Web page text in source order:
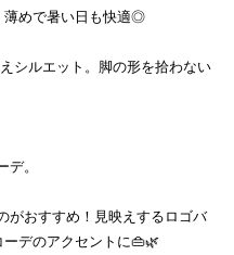
薄めで暑い日も快適◎
シルエット。脚の形を拾わない
。
がおすすめ！見映えするロゴバ
デのアクセントに👜🌿